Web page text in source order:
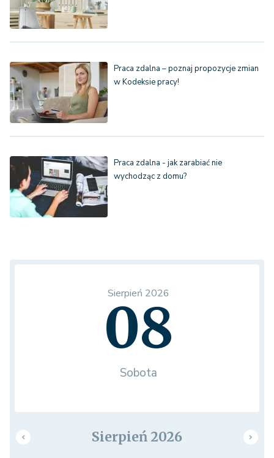
Praca zdalna – poznaj propozycje zmian
w Kodeksie pracy!
Praca zdalna - jak zarabiać nie
wychodząc z domu?
Sierpień 2026
08
Sobota
Sierpień 2026